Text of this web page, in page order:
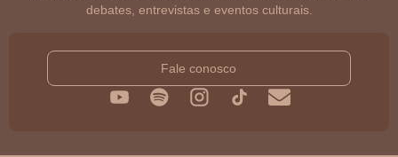
debates, entrevistas e eventos culturais.
Fale conosco